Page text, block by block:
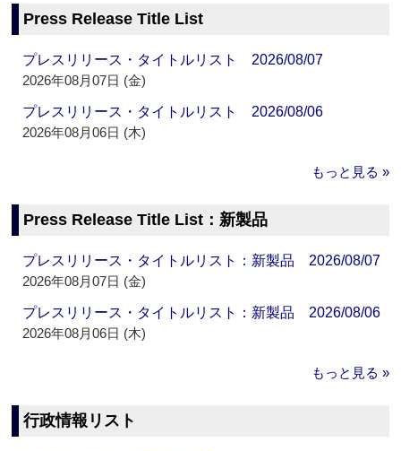
Press Release Title List
プレスリリース・タイトルリスト 2026/08/07
2026年08月07日 (金)
プレスリリース・タイトルリスト 2026/08/06
2026年08月06日 (木)
もっと見る »
Press Release Title List：新製品
プレスリリース・タイトルリスト：新製品 2026/08/07
2026年08月07日 (金)
プレスリリース・タイトルリスト：新製品 2026/08/06
2026年08月06日 (木)
もっと見る »
行政情報リスト